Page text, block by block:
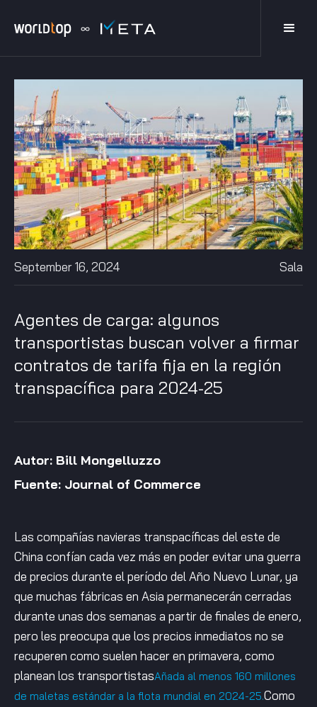
September 16, 2024 Sala
Agentes de carga: algunos
transportistas buscan volver a firmar
contratos de tarifa fija en la región
transpacífica para 2024-25
Autor: Bill Mongelluzzo
Fuente: Journal of Commerce
Las compañías navieras transpacíficas del este de
China confían cada vez más en poder evitar una guerra
de precios durante el período del Año Nuevo Lunar, ya
que muchas fábricas en Asia permanecerán cerradas
durante unas dos semanas a partir de finales de enero,
pero les preocupa que los precios inmediatos no se
recuperen como suelen hacer en primavera, como
planean los transportistasAñada al menos 160 millones
de maletas estándar a la flota mundial en 2024-25.Como